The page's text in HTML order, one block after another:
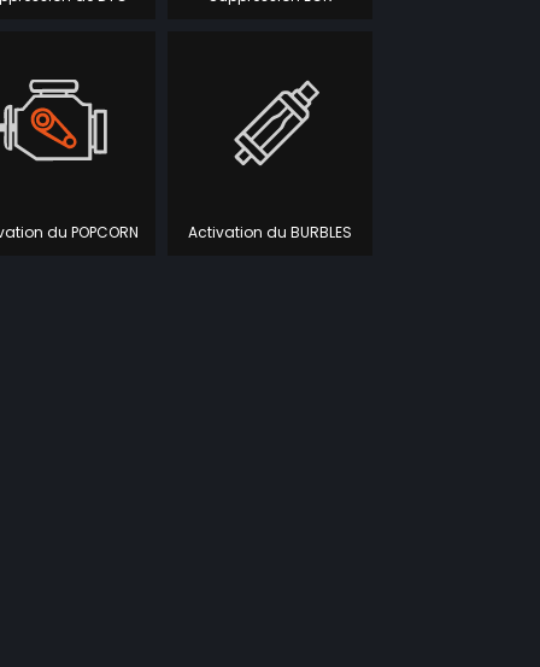
du POPCORN Activation du BURBLES